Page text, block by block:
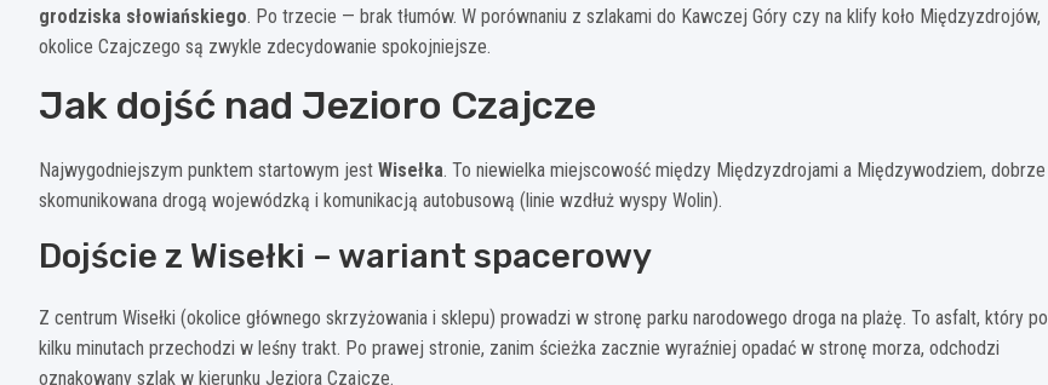
grodziska słowiańskiego. Po trzecie — brak tłumów. W porównaniu z szlakami do Kawczej Góry czy na klify koło Międzyzdrojów,
okolice Czajczego są zwykle zdecydowanie spokojniejsze.
Jak dojść nad Jezioro Czajcze
Najwygodniejszym punktem startowym jest Wisełka. To niewielka miejscowość między Międzyzdrojami a Międzywodziem, dobrze
skomunikowana drogą wojewódzką i komunikacją autobusową (linie wzdłuż wyspy Wolin).
Dojście z Wisełki – wariant spacerowy
Z centrum Wisełki (okolice głównego skrzyżowania i sklepu) prowadzi w stronę parku narodowego droga na plażę. To asfalt, który po
kilku minutach przechodzi w leśny trakt. Po prawej stronie, zanim ścieżka zacznie wyraźniej opadać w stronę morza, odchodzi
oznakowany szlak w kierunku Jeziora Czajcze.